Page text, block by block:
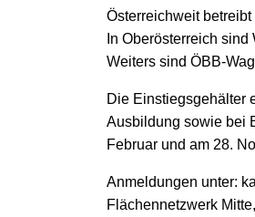
Österreichweit
In Oberösterreich
Weiters sind ÖBB-
Die Einstiegsgehälter
Ausbildung sowie bei
Februar und am 28.
Anmeldungen unter:
Flächennetzwerk